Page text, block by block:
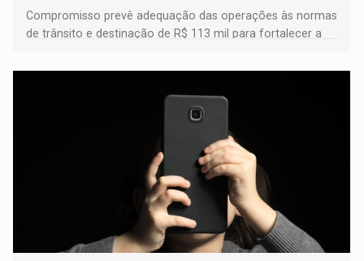
Compromisso prevê adequação das operações às normas
de trânsito e destinação de R$ 113 mil para fortalecer a